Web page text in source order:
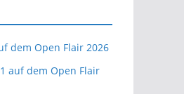
dem Open Flair 2026
auf dem Open Flair